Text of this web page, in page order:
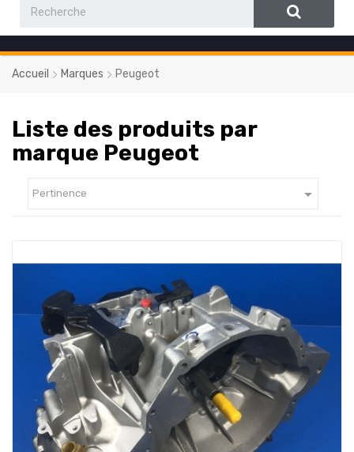
Accueil Marques Peugeot
Liste des produits par
marque Peugeot
Pertinence 